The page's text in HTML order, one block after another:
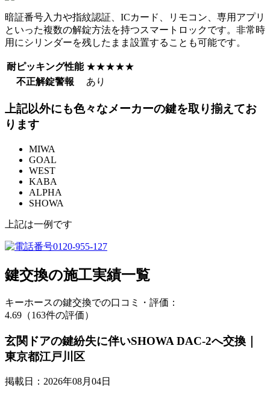
暗証番号入力や指紋認証、ICカード、リモコン、専用アプリ
といった複数の解錠方法を持つスマートロックです。非常時
用にシリンダーを残したまま設置することも可能です。
耐ピッキング性能 ★★★★★
不正解錠警報
あり
上記以外にも色々なメーカーの鍵を取り揃えてお
ります
MIWA
GOAL
WEST
KABA
ALPHA
SHOWA
上記は一例です
鍵交換の施工実績一覧
キーホースの鍵交換での口コミ・評価：
4.69（163件の評価）
玄関ドアの鍵紛失に伴いSHOWA DAC-2へ交換｜
東京都江戸川区
掲載日：2026年08月04日